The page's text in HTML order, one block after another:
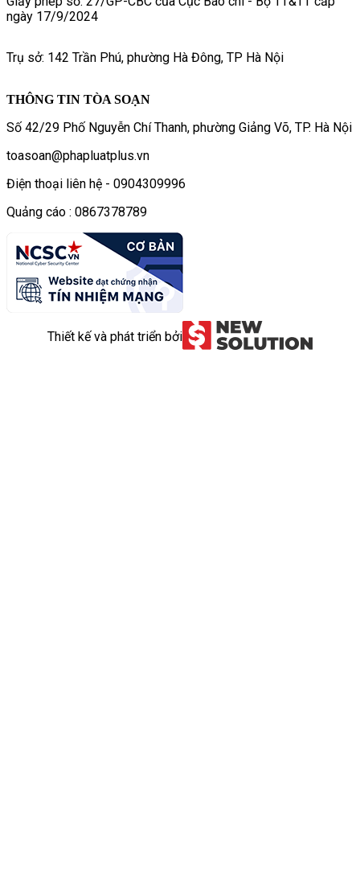
ngày 17/9/2024
Trụ sở: 142 Trần Phú, phường Hà Đông, TP Hà Nội
THÔNG TIN TÒA SOẠN
Số 42/29 Phố Nguyễn Chí Thanh, phường Giảng Võ, TP. Hà Nội
toasoan@phapluatplus.vn
Điện thoại liên hệ - 0904309996
Quảng cáo : 0867378789
Thiết kế và phát triển bởi